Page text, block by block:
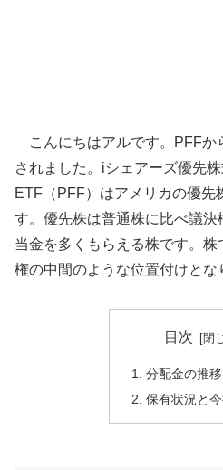
こんにちはアルです。PFFか
されました。iシェアーズ優先
ETF（PFF）はアメリカの優先
す。優先株は普通株に比べ議
当金を多くもらえる株です。
権の中間のような位置付けとな
目次
分配金の推移
保有状況と